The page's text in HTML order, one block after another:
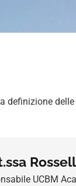
definizione
UCBM